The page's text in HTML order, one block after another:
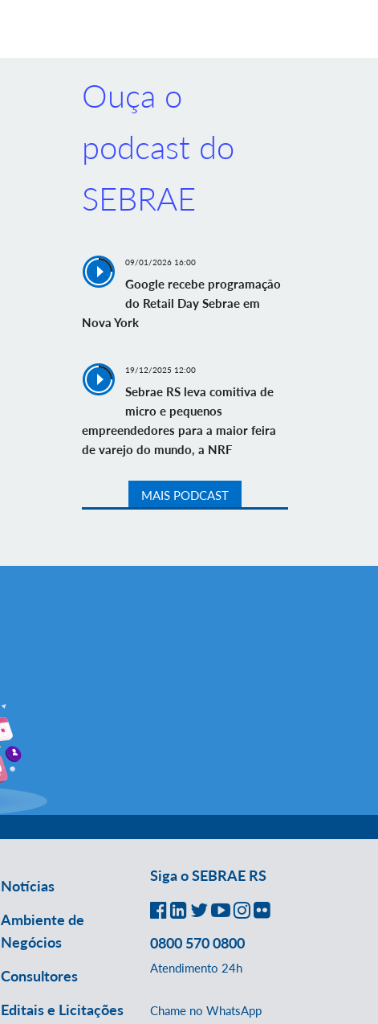
Ouça o
podcast do
SEBRAE
09/01/2026 16:00
Google recebe programação
do Retail Day Sebrae em
Nova York
19/12/2025 12:00
Sebrae RS leva comitiva de
micro e pequenos
empreendedores para a maior feira
de varejo do mundo, a NRF
MAIS PODCAST
Notícias
Ambiente de
Negócios
Consultores
Editais e Licitações
Siga o SEBRAE RS
0800 570 0800
Atendimento 24h
Chame no WhatsApp